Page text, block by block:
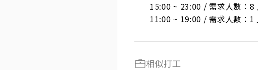
15:00 ~ 23:00 / 需求人數：8
11:00 ~ 19:00 / 需求人數：1
相似打工